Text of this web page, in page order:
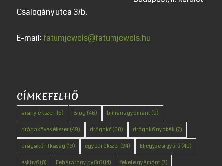
Csalogány utca 3/b.
E-mail: fatumjewels@fatumjewels.hu
CÍMKEFELHŐ
arany ékszer(15) Blog (46) briliáns gyémánt (9)
drágaköves ékszer(49) drágakő(60) drágakő nyakék(7)
drágakő ritkaság (13) egyedi ékszer(24) Eljegyzési gyűrű(40)
esküvő(8) Fehérarany gyűrű(14) fekete gyémánt (7)